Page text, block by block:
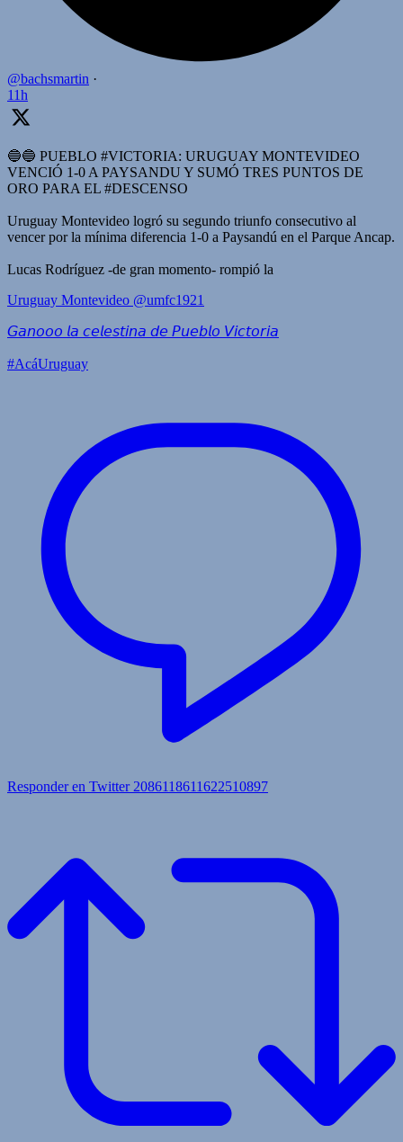
@bachsmartin ·
11h
🔵🔵 PUEBLO #VICTORIA: URUGUAY MONTEVIDEO
VENCIÓ 1-0 A PAYSANDU Y SUMÓ TRES PUNTOS DE
ORO PARA EL #DESCENSO
Uruguay Montevideo logró su segundo triunfo consecutivo al
vencer por la mínima diferencia 1-0 a Paysandú en el Parque Ancap.
Lucas Rodríguez -de gran momento- rompió la
Uruguay Montevideo @umfc1921
𝘎𝘢𝘯𝘰𝘰𝘰 𝘭𝘢 𝘤𝘦𝘭𝘦𝘴𝘵𝘪𝘯𝘢 𝘥𝘦 𝘗𝘶𝘦𝘣𝘭𝘰 𝘝𝘪𝘤𝘵𝘰𝘳𝘪𝘢
#AcáUruguay
Responder en Twitter 2086118611622510897